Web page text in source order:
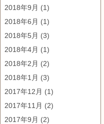
2018年9月 (1)
2018年6月 (1)
2018年5月 (3)
2018年4月 (1)
2018年2月 (2)
2018年1月 (3)
2017年12月 (1)
2017年11月 (2)
2017年9月 (2)